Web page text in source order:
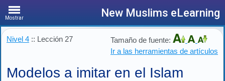
Mostrar New Muslims eLearning
Nivel 4 :: Lección 27
Tamaño de fuente:
Ir a las herramientas de artículos
Modelos a imitar en el Islam